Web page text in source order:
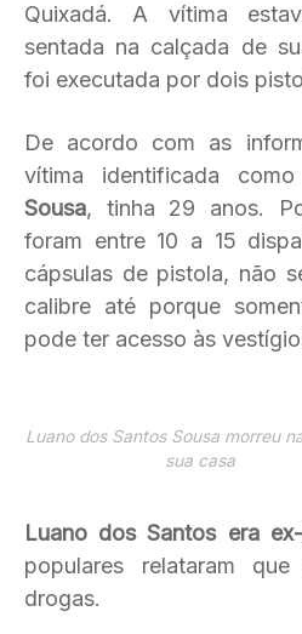
Quixadá. A vítima
sentada na calçada de
foi executada por dois
De acordo com as
vítima identificada como
Sousa, tinha 29 anos.
foram entre 10 a 15
cápsulas de pistola, não
calibre até porque
pode ter acesso às
Luano dos Santos Sousa morreu
sua casa
Luano dos Santos era
populares relataram
drogas.